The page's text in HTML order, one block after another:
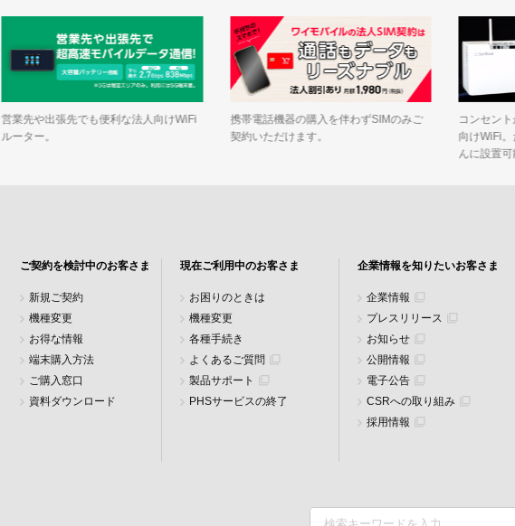
営業先や出張先でも便利な法人向けWiFi
ルーター。
携帯電話機器の購入を伴わずSIMのみご
契約いただけます。
コンセン
向けWiFi
んに設置可
ご契約を検討中のお客さま
新規ご契約
機種変更
お得な情報
端末購入方法
ご購入窓口
資料ダウンロード
現在ご利用中のお客さま
お困りのときは
機種変更
各種手続き
よくあるご質問
製品サポート
PHSサービスの終了
企業情報を知りたいお客さま
企業情報
プレスリリース
お知らせ
公開情報
電子公告
CSRへの取り組み
採用情報